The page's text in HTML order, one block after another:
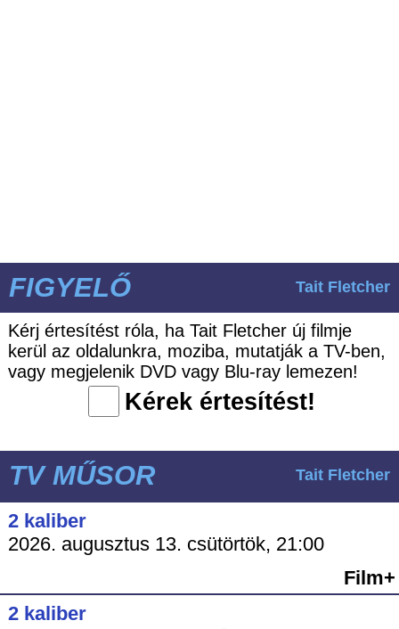
FIGYELŐ Tait Fletcher
Kérj értesítést róla, ha Tait Fletcher új filmje
kerül az oldalunkra, moziba, mutatják a TV-ben,
vagy megjelenik DVD vagy Blu-ray lemezen!
Kérek értesítést!
TV MŰSOR Tait Fletcher
2 kaliber
2026. augusztus 13. csütörtök, 21:00
Film+
2 kaliber